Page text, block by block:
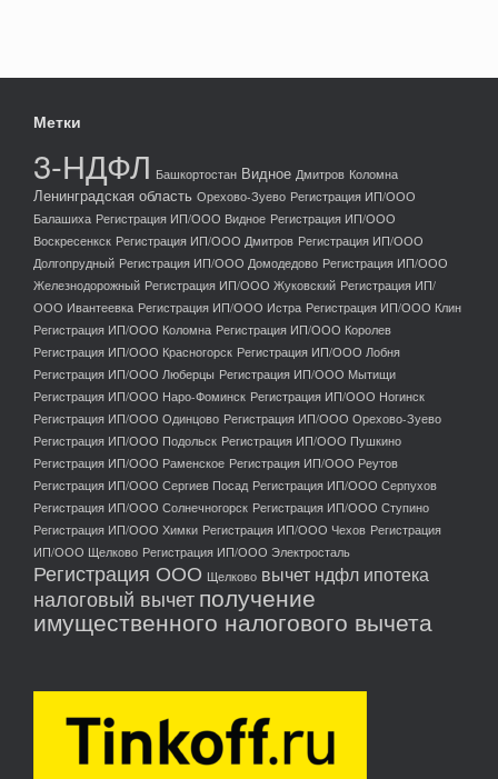
Метки
3-НДФЛ Башкортостан Видное Дмитров Коломна
Ленинградская область Орехово-Зуево Регистрация ИП/ООО
Балашиха Регистрация ИП/ООО Видное Регистрация ИП/ООО
Воскресенкск Регистрация ИП/ООО Дмитров Регистрация ИП/ООО
Долгопрудный Регистрация ИП/ООО Домодедово Регистрация ИП/ООО
Железнодорожный Регистрация ИП/ООО Жуковский Регистрация ИП/
ООО Ивантеевка Регистрация ИП/ООО Истра Регистрация ИП/ООО Клин
Регистрация ИП/ООО Коломна Регистрация ИП/ООО Королев
Регистрация ИП/ООО Красногорск Регистрация ИП/ООО Лобня
Регистрация ИП/ООО Люберцы Регистрация ИП/ООО Мытищи
Регистрация ИП/ООО Наро-Фоминск Регистрация ИП/ООО Ногинск
Регистрация ИП/ООО Одинцово Регистрация ИП/ООО Орехово-Зуево
Регистрация ИП/ООО Подольск Регистрация ИП/ООО Пушкино
Регистрация ИП/ООО Раменское Регистрация ИП/ООО Реутов
Регистрация ИП/ООО Сергиев Посад Регистрация ИП/ООО Серпухов
Регистрация ИП/ООО Солнечногорск Регистрация ИП/ООО Ступино
Регистрация ИП/ООО Химки Регистрация ИП/ООО Чехов Регистрация
ИП/ООО Щелково Регистрация ИП/ООО Электросталь
Регистрация ООО Щелково вычет ндфл ипотека
налоговый вычетполучение
имущественного налогового вычета